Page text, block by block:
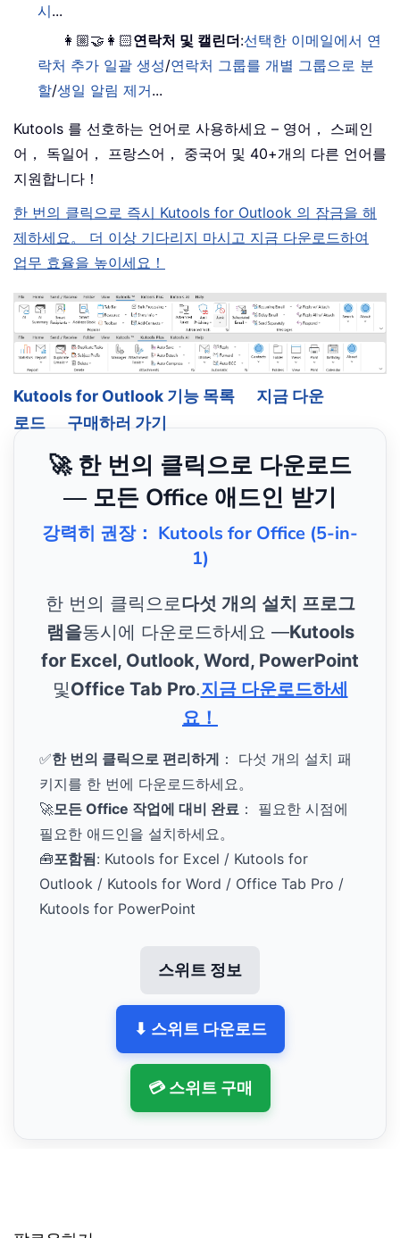
시...
👩🏼‍🤝‍👩🏻연락처 및 캘린더:선택한 이메일에서 연
락처 추가 일괄 생성/연락처 그룹를 개별 그룹으로 분
할/생일 알림 제거...
Kutools 를 선호하는 언어로 사용하세요 – 영어， 스페인
어， 독일어， 프랑스어， 중국어 및 40+개의 다른 언어를
지원합니다！
한 번의 클릭으로 즉시 Kutools for Outlook 의 잠금을 해
제하세요。 더 이상 기다리지 마시고 지금 다운로드하여
업무 효율을 높이세요！
Kutools for Outlook 기능 목록
지금 다운
로드
구매하러 가기
🚀 한 번의 클릭으로 다운로드
— 모든 Office 애드인 받기
강력히 권장： Kutools for Office (5-in-
1)
한 번의 클릭으로다섯 개의 설치 프로그
램을동시에 다운로드하세요 —Kutools
for Excel, Outlook, Word, PowerPoint
및Office Tab Pro.지금 다운로드하세
요！
✅한 번의 클릭으로 편리하게 ： 다섯 개의 설치 패
키지를 한 번에 다운로드하세요。
🚀모든 Office 작업에 대비 완료 ： 필요한 시점에
필요한 애드인을 설치하세요。
🧰포함됨: Kutools for Excel / Kutools for
Outlook / Kutools for Word / Office Tab Pro /
Kutools for PowerPoint
스위트 정보
⬇ 스위트 다운로드
💳 스위트 구매